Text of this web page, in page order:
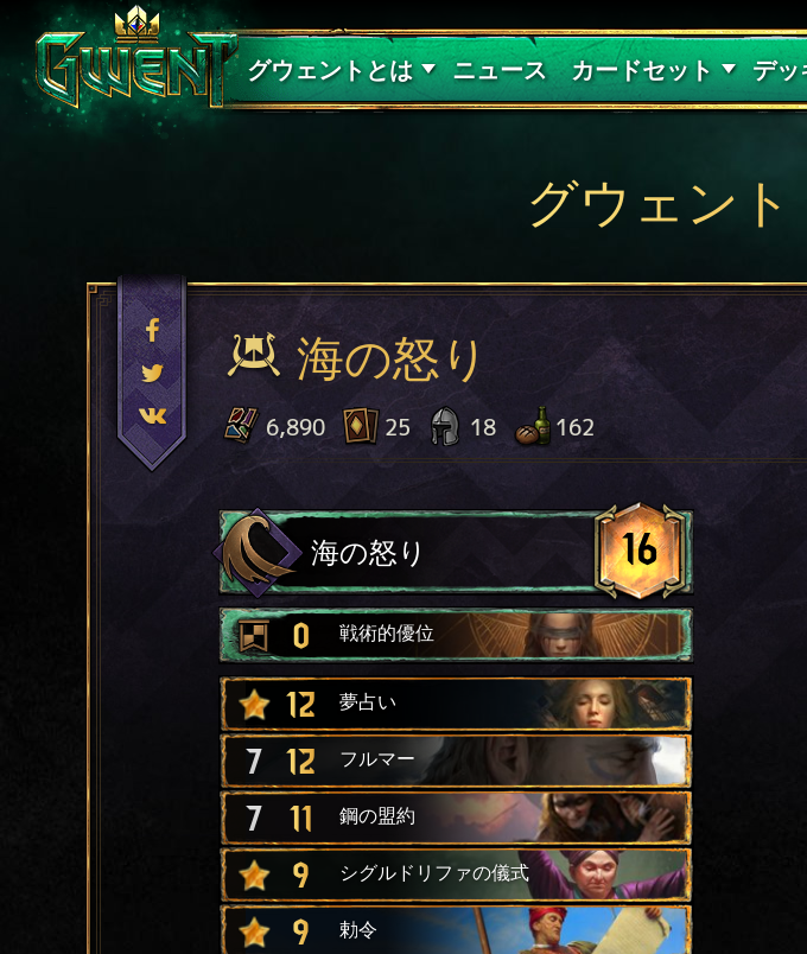
グウェントとは
サポート
ニュース カードセット
紅き血の呪縛
デッ
デッ
グウェン
海の怒り
6,890 25 18 162
海の怒り 16
0 戦術的優位
12 夢占い
7 12 フルマー
7 11 鋼の盟約
9 シグルドリファの儀式
9 勅令